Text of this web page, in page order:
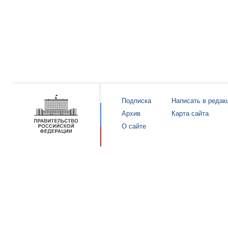
Подписка
Архив
О сайте
Написать в
Карта сайта